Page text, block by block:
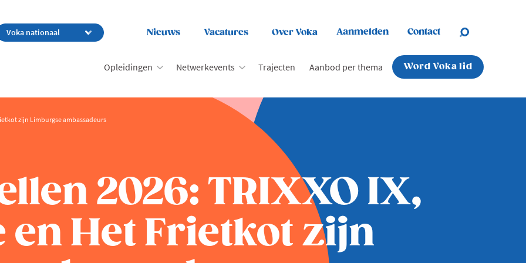
Nieuws Vacatures Over Voka Aanmelden Contact
Opleidingen Netwerkevents Trajecten Aanbod per thema Word Voka lid
zijn Limburgse ambassadeurs
2026: TRIXXO IX,
en Het Frietkot zijn